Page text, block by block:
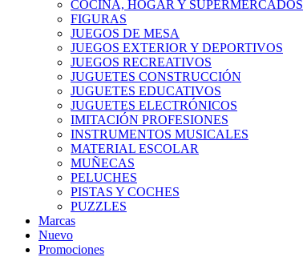
COCINA, HOGAR Y SUPERMERCADOS
FIGURAS
JUEGOS DE MESA
JUEGOS EXTERIOR Y DEPORTIVOS
JUEGOS RECREATIVOS
JUGUETES CONSTRUCCIÓN
JUGUETES EDUCATIVOS
JUGUETES ELECTRÓNICOS
IMITACIÓN PROFESIONES
INSTRUMENTOS MUSICALES
MATERIAL ESCOLAR
MUÑECAS
PELUCHES
PISTAS Y COCHES
PUZZLES
Marcas
Nuevo
Promociones